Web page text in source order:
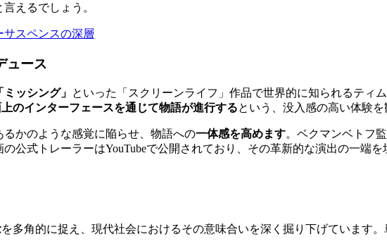
えるでしょう。
サスペンスの深層
ュース
ッシング」 といった「スクリーンライフ」作品で世界的に知られるティ
のインターフェースを通じて物語が進行するという、没入感の高い体験を
かのような感覚に陥らせ、物語への一体感を高めます。ベクマンベトフ
公式トレーラーはYouTubeで公開されており、その革新的な演出の一端を
を多角的に捉え、現代社会におけるその意味合いを深く掘り下げています